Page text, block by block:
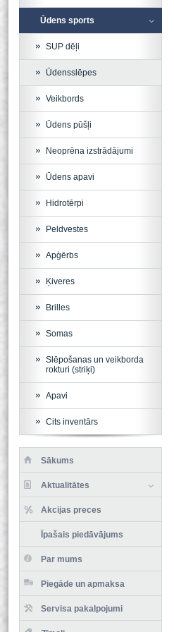
Ūdens sports
SUP dēļi
Ūdensslēpes
Veikbords
Ūdens pūšļi
Neoprēna izstrādājumi
Ūdens apavi
Hidrotērpi
Peldvestes
Apģērbs
Ķiveres
Brilles
Somas
Slēpošanas un veikborda
rokturi (striķi)
Apavi
Cits inventārs
Sākums
Aktualitātes
Akcijas preces
Īpašais piedāvājums
Par mums
Piegāde un apmaksa
Servisa pakalpojumi